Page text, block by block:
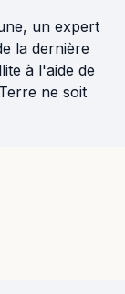
un expert
la dernière
à l'aide de
ne soit